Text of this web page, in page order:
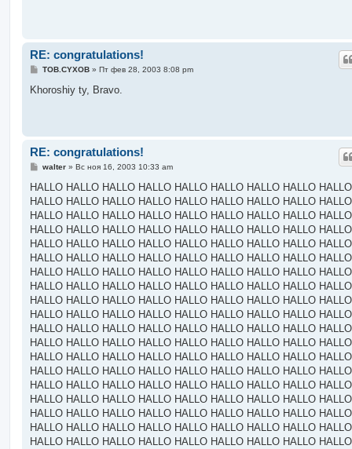
RE: congratulations!
С
о
TOB.CYXOB» Пт фев 28, 2003 8:08 pm
Khoroshiy ty, Bravo.
RE: congratulations!
С
о
щ
е
и
е
walter» Вс ноя 16, 2003 10:33 am
HALLO HALLO HALLO HALLO HALLO HALLO HALLO HALLO
HALLO HALLO HALLO HALLO HALLO HALLO HALLO HALLO
HALLO HALLO HALLO HALLO HALLO HALLO HALLO HALLO
HALLO HALLO HALLO HALLO HALLO HALLO HALLO HALLO
HALLO HALLO HALLO HALLO HALLO HALLO HALLO HALLO
HALLO HALLO HALLO HALLO HALLO HALLO HALLO HALLO
HALLO HALLO HALLO HALLO HALLO HALLO HALLO HALLO
HALLO HALLO HALLO HALLO HALLO HALLO HALLO HALLO
HALLO HALLO HALLO HALLO HALLO HALLO HALLO HALLO
HALLO HALLO HALLO HALLO HALLO HALLO HALLO HALLO
HALLO HALLO HALLO HALLO HALLO HALLO HALLO HALLO
HALLO HALLO HALLO HALLO HALLO HALLO HALLO HALLO
HALLO HALLO HALLO HALLO HALLO HALLO HALLO HALLO
HALLO HALLO HALLO HALLO HALLO HALLO HALLO HALLO
HALLO HALLO HALLO HALLO HALLO HALLO HALLO HALLO
HALLO HALLO HALLO HALLO HALLO HALLO HALLO HALLO
HALLO HALLO HALLO HALLO HALLO HALLO HALLO HALLO
HALLO HALLO HALLO HALLO HALLO HALLO HALLO HALLO
HALLO HALLO HALLO HALLO HALLO HALLO HALLO HALLO